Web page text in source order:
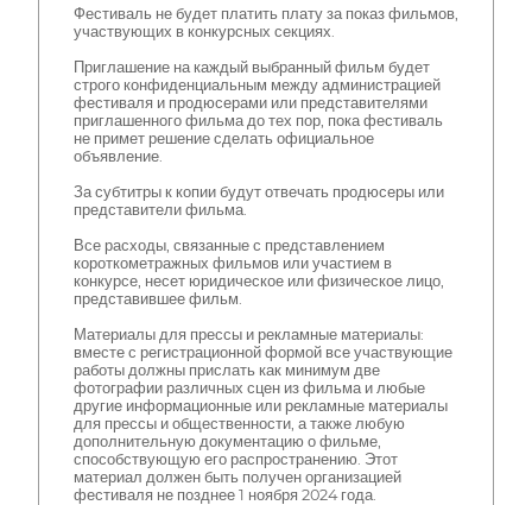
Фестиваль не будет платить плату за показ фильмов,
участвующих в конкурсных секциях.
Приглашение на каждый выбранный фильм будет
строго конфиденциальным между администрацией
фестиваля и продюсерами или представителями
приглашенного фильма до тех пор, пока фестиваль
не примет решение сделать официальное
объявление.
За субтитры к копии будут отвечать продюсеры или
представители фильма.
Все расходы, связанные с представлением
короткометражных фильмов или участием в
конкурсе, несет юридическое или физическое лицо,
представившее фильм.
Материалы для прессы и рекламные материалы:
вместе с регистрационной формой все участвующие
работы должны прислать как минимум две
фотографии различных сцен из фильма и любые
другие информационные или рекламные материалы
для прессы и общественности, а также любую
дополнительную документацию о фильме,
способствующую его распространению. Этот
материал должен быть получен организацией
фестиваля не позднее 1 ноября 2024 года.